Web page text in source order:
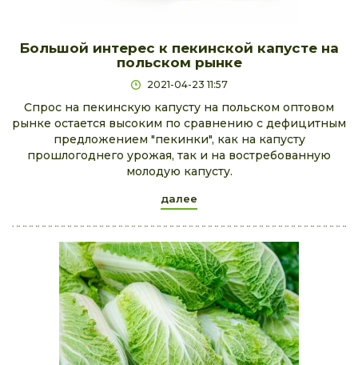
Большой интерес к пекинской капусте на
польском рынке
2021-04-23 11:57
Спрос на пекинскую капусту на польском оптовом
рынке остается высоким по сравнению с дефицитным
предложением "пекинки", как на капусту
прошлогоднего урожая, так и на востребованную
молодую капусту.
далее